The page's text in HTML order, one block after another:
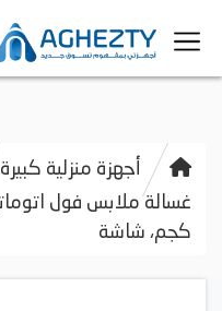
أجهزة منزلية كبيرة
كجم، شاشة